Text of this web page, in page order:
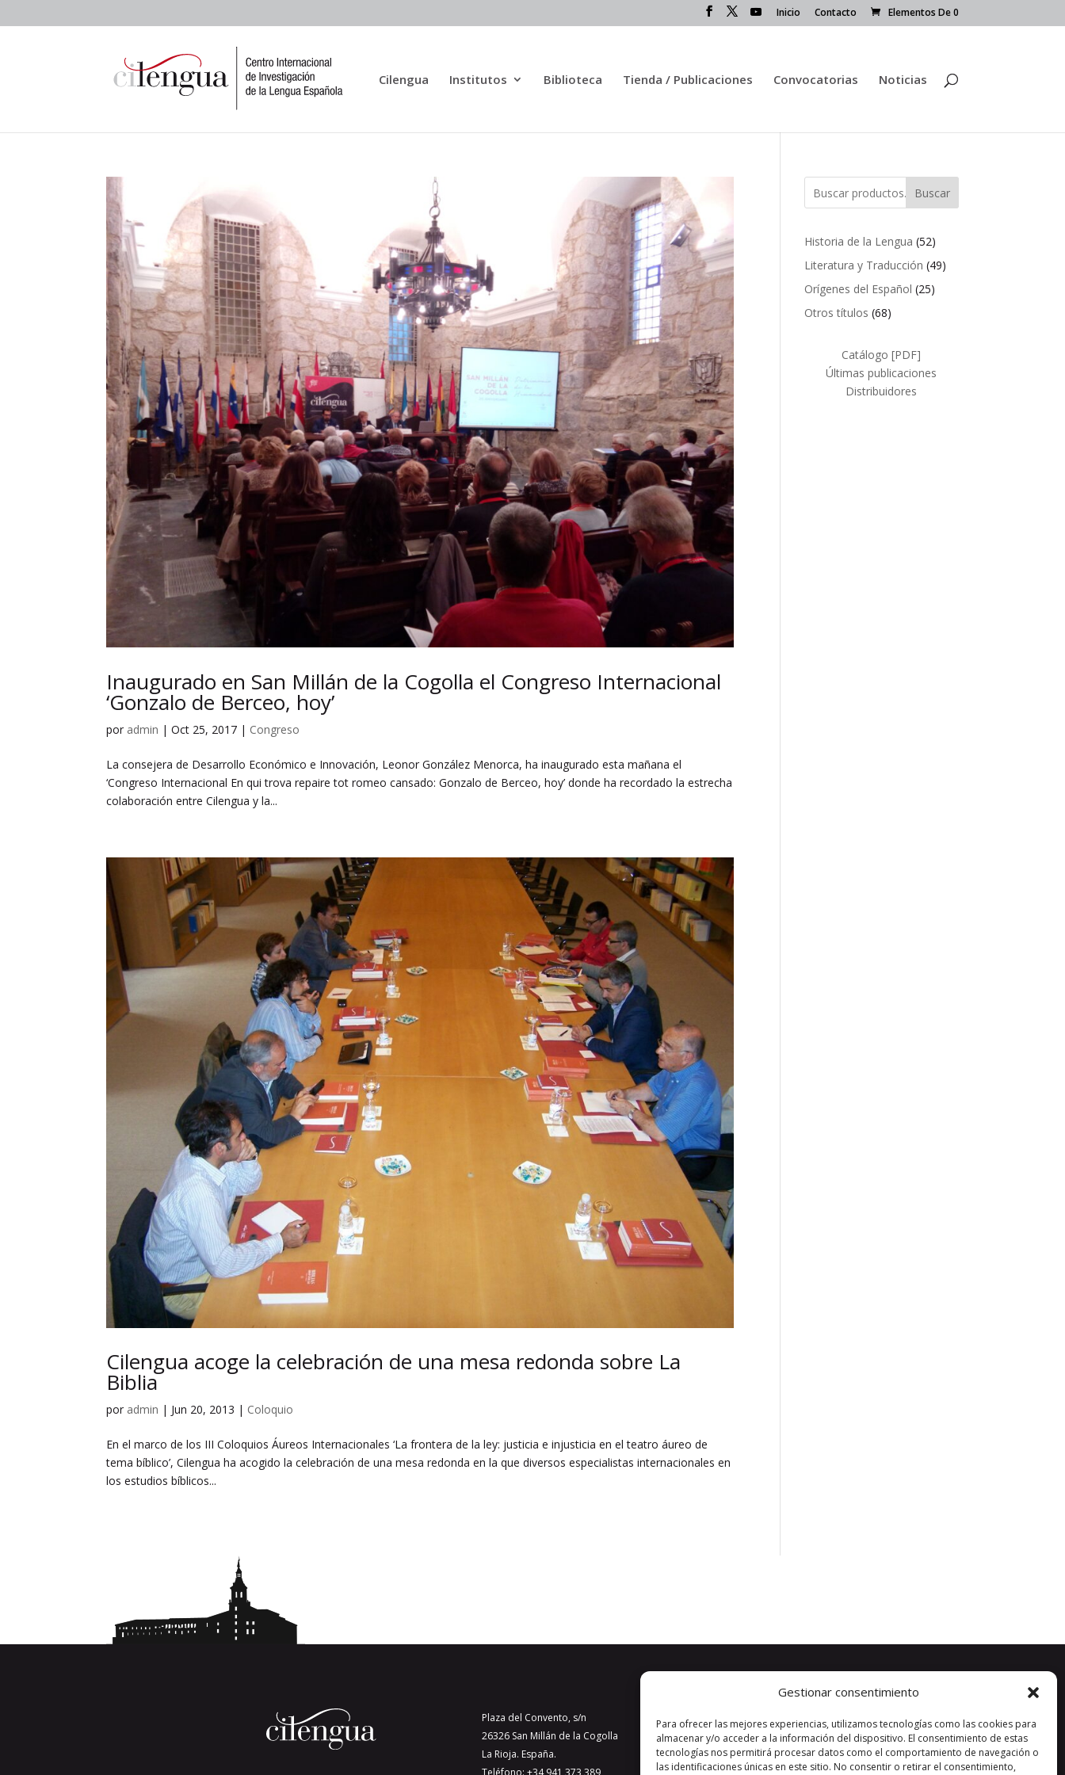
Gestionar consentimiento
Para ofrecer las mejores experiencias, utilizamos tecnologías como las cookies para
almacenar y/o acceder a la información del dispositivo. El consentimiento de estas
tecnologías nos permitirá procesar datos como el comportamiento de navegación o
las identificaciones únicas en este sitio. No consentir o retirar el consentimiento,
Inicio Contacto Elementos De 0
Cilengua Institutos Biblioteca Tienda / Publicaciones Convocatorias Noticias
Inaugurado en San Millán de la Cogolla el Congreso Internacional
‘Gonzalo de Berceo, hoy’
por admin |Oct 25, 2017 | Congreso
La consejera de Desarrollo Económico e Innovación, Leonor González Menorca, ha inaugurado esta mañana el
‘Congreso Internacional En qui trova repaire tot romeo cansado: Gonzalo de Berceo, hoy’ donde ha recordado la estrecha
colaboración entre Cilengua y la...
Cilengua acoge la celebración de una mesa redonda sobre La
Biblia
por admin | Jun 20, 2013 | Coloquio
En el marco de los III Coloquios Áureos Internacionales ‘La frontera de la ley: justicia e injusticia en el teatro áureo de
tema bíblico’, Cilengua ha acogido la celebración de una mesa redonda en la que diversos especialistas internacionales en
los estudios bíblicos...
Buscar
Historia de la Lengua 5252
productos
Literatura y Traducción 4949
Orígenes del Español 2525
Otros títulos 6868
Catálogo [PDF]
Últimas publicaciones
Distribuidores
Plaza del Convento, s/n
26326 San Millán de la Cogolla
La Rioja. España.
Teléfono: +34 941 373 389